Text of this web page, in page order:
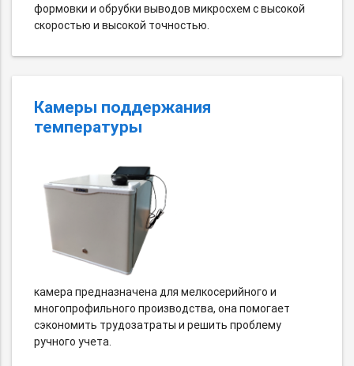
формовки и обрубки выводов микросхем с высокой
скоростью и высокой точностью.
Камеры поддержания
температуры
камера предназначена для мелкосерийного и
многопрофильного производства, она помогает
сэкономить трудозатраты и решить проблему
ручного учета.